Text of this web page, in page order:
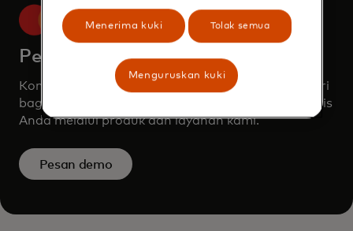
Pesan demo
Konsultasikan dengan tim kami untuk mempelajari
bagaimana Mastercard dapat meningkatkan bisnis
Anda melalui produk dan layanan kami.
Pesan demo
Menerima kuki Tolak semua
Menguruskan kuki